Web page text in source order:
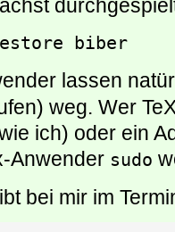
biber
lassen
weg. Wer
ich) oder ein
Anwender sudo
bei mir im